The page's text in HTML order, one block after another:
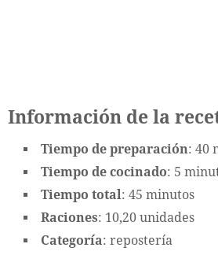
Información de la
Tiempo de preparación: 40
Tiempo de cocinado: 5
Tiempo total: 45 minutos
Raciones: 10,20 unidades
Categoría: repostería